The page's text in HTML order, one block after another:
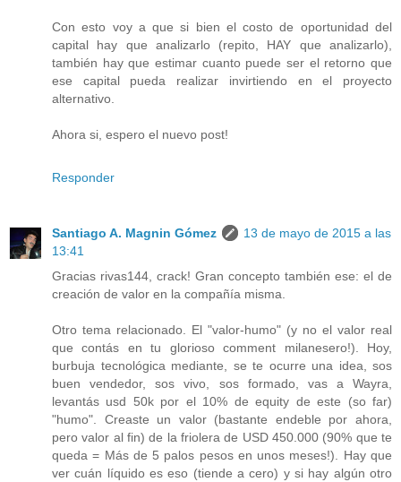
Con esto voy a que si bien el costo de oportunidad del
capital hay que analizarlo (repito, HAY que analizarlo),
también hay que estimar cuanto puede ser el retorno que
ese capital pueda realizar invirtiendo en el proyecto
alternativo.
Ahora si, espero el nuevo post!
Responder
Santiago A. Magnin Gómez
13 de mayo de 2015 a las
13:41
Gracias rivas144, crack! Gran concepto también ese: el de
creación de valor en la compañía misma.
Otro tema relacionado. El "valor-humo" (y no el valor real
que contás en tu glorioso comment milanesero!). Hoy,
burbuja tecnológica mediante, se te ocurre una idea, sos
buen vendedor, sos vivo, sos formado, vas a Wayra,
levantás usd 50k por el 10% de equity de este (so far)
"humo". Creaste un valor (bastante endeble por ahora,
pero valor al fin) de la friolera de USD 450.000 (90% que te
queda = Más de 5 palos pesos en unos meses!). Hay que
ver cuán líquido es eso (tiende a cero) y si hay algún otro